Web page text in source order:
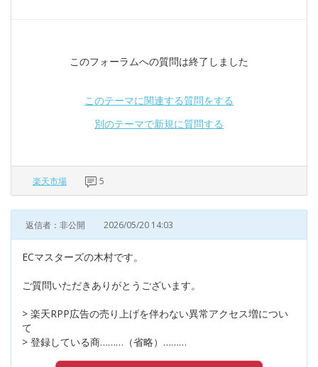
このフォーラムへの質問は終了しました
このテーマに関連する質問をする
別のテーマで新規に質問する
楽天市場 5
返信者：非公開 2026/05/20 14:03
ECマスターズの木村です。
ご質問いただきありがとうございます。
> 楽天RPP広告の売り上げを伴わない異常アクセス増につい
て
> 登録している商………（省略）………